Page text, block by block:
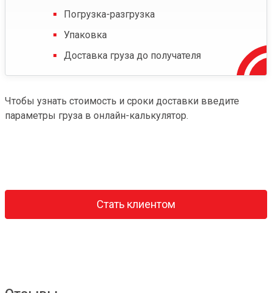
Погрузка-разгрузка
Упаковка
Доставка груза до получателя
Чтобы узнать стоимость и сроки доставки введите
параметры груза в онлайн-калькулятор.
Стать клиентом